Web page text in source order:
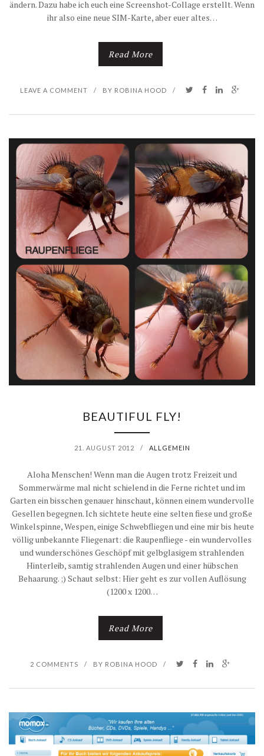
ändern. Dazu habe ich euch eine Screenshot-Collage erstellt. Wenn
ihr also eine neue SIM-Karte, aber euer altes…
Read More
LEAVE A COMMENT / BY ROBINA HOOD /
BEAUTIFUL FLY!
21. AUGUST 2012 / ALLGEMEIN
Aloha Menschen! Wenn man die Augen trotz Freizeit und
Sommerwärme mal nicht schielend in die Ferne richtet und im
Garten ein bisschen genauer hinschaut, können einem wundervolle
Gesellen begegnen. Ich sichtete heute eine selten fiese und große
Winkelspinne, Wespen, einige Schwebfliegen und eine mir bis heute
völlig unbekannte Fliegenart: die Raupenfliege - ein wundervolles
und wunderschönes Geschöpf mit gelbglasigem strahlenden
Hinterleib, samtig strahlenden Augen und einer hübschen
Behaarung. ;) Schaut selbst: Hier geht es zur vollen Auflösung
(1200 x 1200…
Read More
2 COMMENTS / BY ROBINA HOOD /